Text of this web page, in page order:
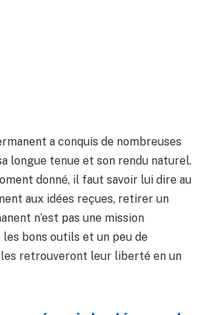
a conquis de nombreuses
longue tenue et son rendu naturel.
donné, il faut savoir lui dire au
aux idées reçues, retirer un
n’est pas une mission
les bons outils et un peu de
retrouveront leur liberté en un